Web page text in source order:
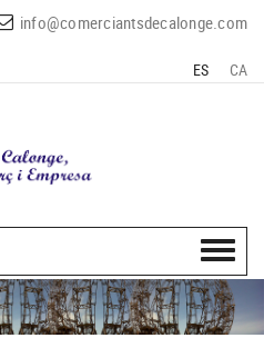
info@comerciantsdecalonge.com
ES CA